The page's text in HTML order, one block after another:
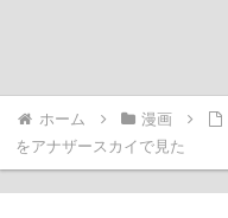
ホーム 漫画
をアナザースカイで見た